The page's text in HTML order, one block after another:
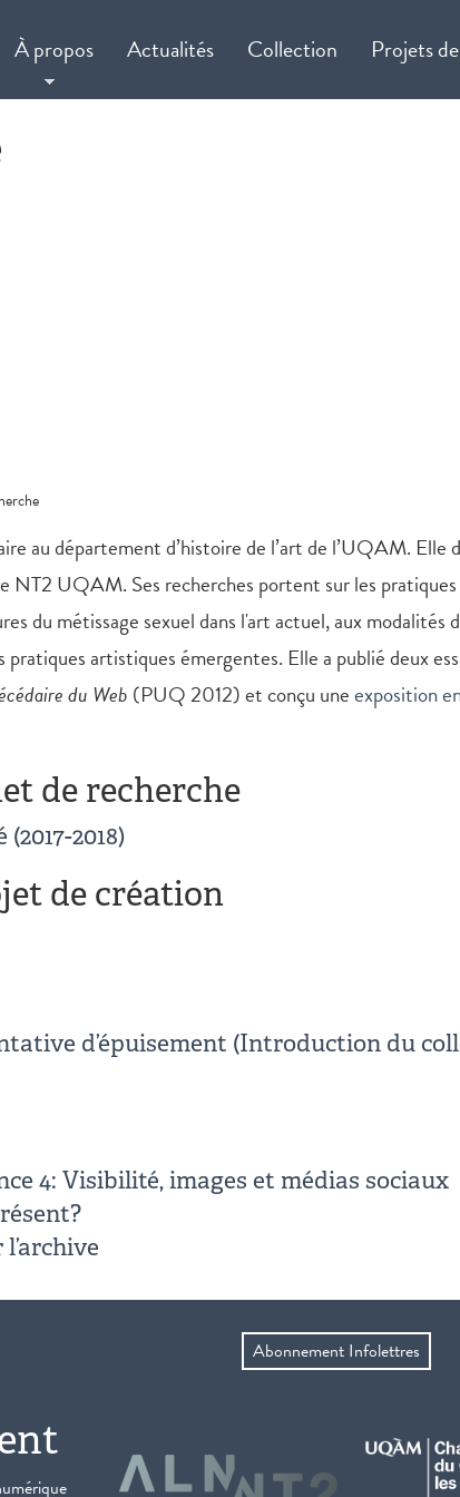
À propos Actualités Collection Projets
au département d’histoire de l’art de l’UQAM.
UQAM. Ses recherches portent sur les
du métissage sexuel dans l'art actuel, aux
artistiques émergentes. Elle a publié deux
du Web (PUQ 2012) et conçu uneexposition
de recherche
2018)
de création
d’épuisement (Introduction du
4: Visibilité, images et médias sociaux
Abonnement Infolettres